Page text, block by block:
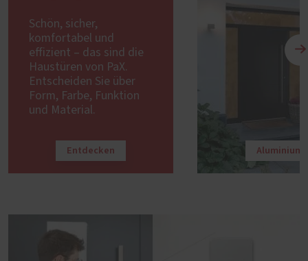
Schön, sicher,
komfortabel und
effizient – das sind die
Haustüren von PaX.
Entscheiden Sie über
Form, Farbe, Funktion
und Material.
Entdecken Aluminium